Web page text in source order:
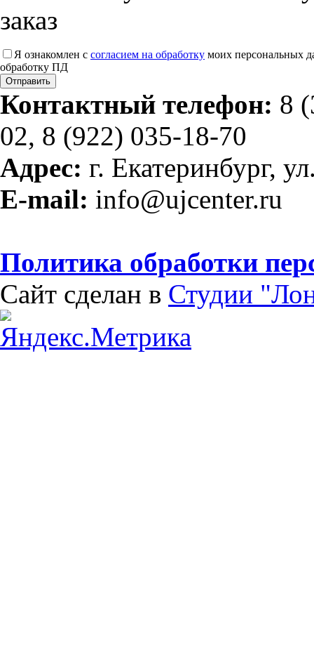
заказ
Я ознакомлен с согласием на обработку моих персональных
обработку ПД
Контактный телефон: 8
02, 8 (922) 035-18-70
Адрес: г. Екатеринбург,
E-mail: info@ujcenter.ru
Политика обработки
Сайт сделан в Студии